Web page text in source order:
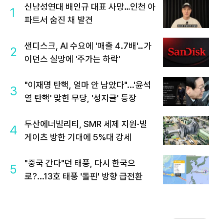
1
신남성연대 배인규 대표 사망…인천 아
파트서 숨진 채 발견
2
샌디스크, AI 수요에 '매출 4.7배'…가
이던스 실망에 '주가는 하락'
3
"이재명 탄핵, 얼마 안 남았다"...'윤석
열 탄핵' 맞힌 무당, '성지글' 등장
4
두산에너빌리티, SMR 세제 지원·빌
게이츠 방한 기대에 5%대 강세
5
"중국 간다"던 태풍, 다시 한국으
로?...13호 태풍 '돌핀' 방향 급전환